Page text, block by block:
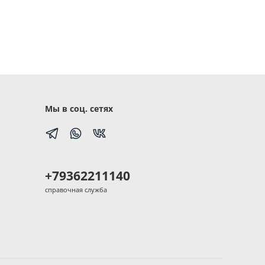
Мы в соц. сетях
+79362211140
справочная служба